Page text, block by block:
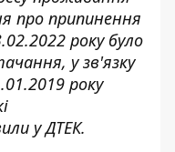
про припинення
року було
у зв'язку
року
у ДТЕК.